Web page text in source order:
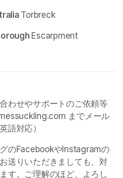
Torbreck
Escarpment
わせやサポートのご依頼等
までメール
語対応）
のFacebookやInstagramの
送りいただきましても、対
す。ご理解のほど、よろし